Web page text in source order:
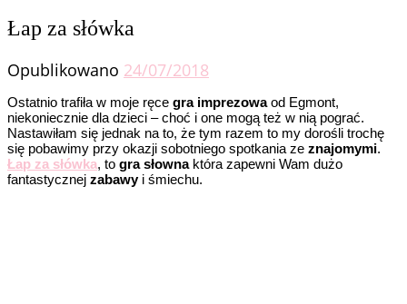
Łap za słówka
Opublikowano 24/07/2018
Ostatnio trafiła w moje ręce gra imprezowaod Egmont,
niekoniecznie dla dzieci – choć i one mogą też w nią pograć.
Nastawiłam się jednak na to, że tym razem to my dorośli trochę
się pobawimy przy okazji sobotniego spotkania ze znajomymi.
Łap za słówka, to gra słownaktóra zapewni Wam dużo
fantastycznej zabawyi śmiechu.